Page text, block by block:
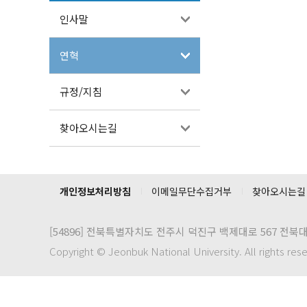
인사말
연혁
규정/지침
찾아오시는길
개인정보처리방침 이메일무단수집거부 찾아오시는길
[54896] 전북특별자치도 전주시 덕진구 백제대로 567 전북
Copyright © Jeonbuk National University. All rights